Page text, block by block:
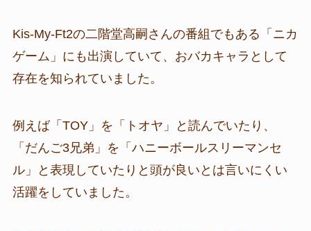
Kis-My-Ft2の二階堂高嗣さんの番組でもある「ニカ
ゲーム」にも出演していて、おバカキャラとして
存在を知られていました。
例えば「TOY」を「トオヤ」と読んでいたり、
「だんご3兄弟」を「ハニーボールスリーマンセ
ル」と表現していたりと頭が良いとは言いにくい
活躍をしていました。